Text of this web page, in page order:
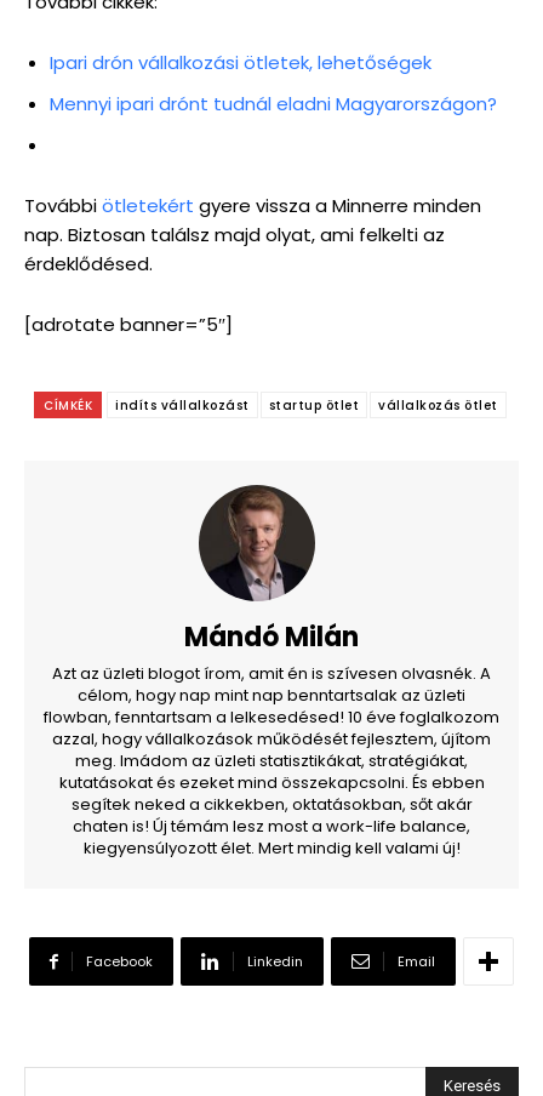
Ipari drón vállalkozási ötletek, lehetőségek
Mennyi ipari drónt tudnál eladni Magyarországon?
Továbbiötletekért gyere vissza a Minnerre minden
nap. Biztosan találsz majd olyat, ami felkelti az
érdeklődésed.
[adrotate banner=”5″]
CÍMKÉK indíts vállalkozást startup ötlet vállalkozás ötlet
Mándó Milán
Azt az üzleti blogot írom, amit én is szívesen olvasnék. A
célom, hogy nap mint nap benntartsalak az üzleti
flowban, fenntartsam a lelkesedésed! 10 éve foglalkozom
azzal, hogy vállalkozások működését fejlesztem, újítom
meg. Imádom az üzleti statisztikákat, stratégiákat,
kutatásokat és ezeket mind összekapcsolni. És ebben
segítek neked a cikkekben, oktatásokban, sőt akár
chaten is! Új témám lesz most a work-life balance,
kiegyensúlyozott élet. Mert mindig kell valami új!
Facebook Linkedin Email
Keresés